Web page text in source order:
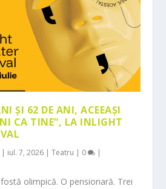
ȘI 62 DE ANI, ACEEAȘI
CA TINE”, LA INLIGHT
| iul. 7, 2026 |Teatru | 0 |
olimpică. O pensionară. Trei